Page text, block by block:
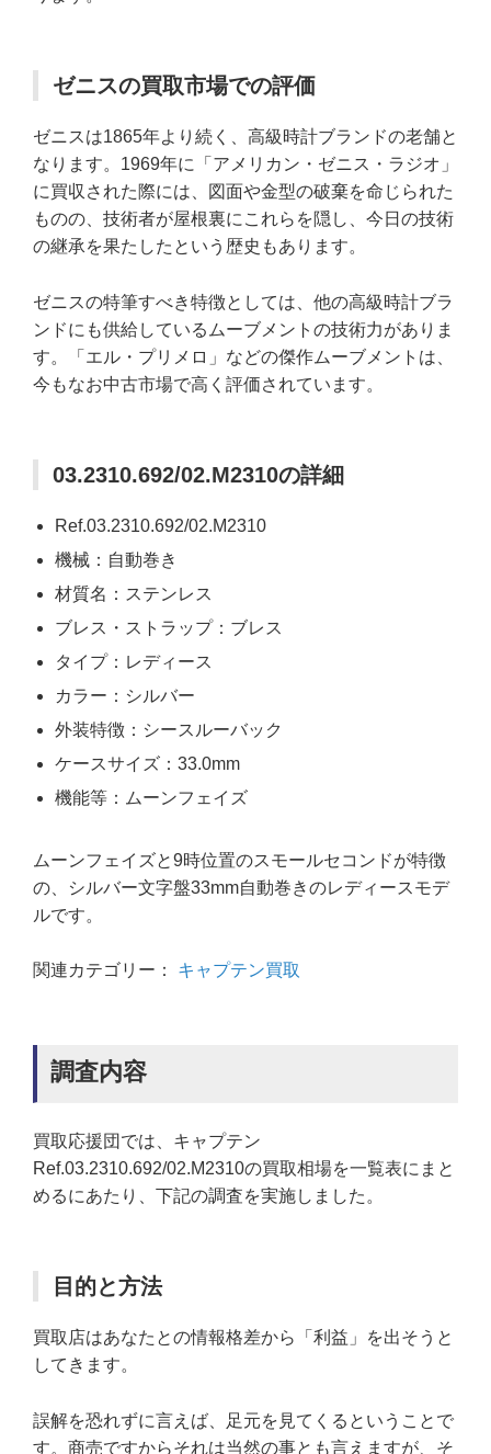
ゼニスの買取市場での評価
ゼニスは1865年より続く、高級時計ブランドの老舗と
なります。1969年に「アメリカン・ゼニス・ラジオ」
に買収された際には、図面や金型の破棄を命じられた
ものの、技術者が屋根裏にこれらを隠し、今日の技術
の継承を果たしたという歴史もあります。
ゼニスの特筆すべき特徴としては、他の高級時計ブラ
ンドにも供給しているムーブメントの技術力がありま
す。「エル・プリメロ」などの傑作ムーブメントは、
今もなお中古市場で高く評価されています。
03.2310.692/02.M2310の詳細
Ref.03.2310.692/02.M2310
機械：自動巻き
材質名：ステンレス
ブレス・ストラップ：ブレス
タイプ：レディース
カラー：シルバー
外装特徴：シースルーバック
ケースサイズ：33.0mm
機能等：ムーンフェイズ
ムーンフェイズと9時位置のスモールセコンドが特徴
の、シルバー文字盤33mm自動巻きのレディースモデ
ルです。
関連カテゴリー： キャプテン買取
調査内容
買取応援団では、キャプテン
Ref.03.2310.692/02.M2310の買取相場を一覧表にまと
めるにあたり、下記の調査を実施しました。
目的と方法
買取店はあなたとの情報格差から「利益」を出そうと
してきます。
誤解を恐れずに言えば、足元を見てくるということで
す。商売ですからそれは当然の事とも言えますが、そ